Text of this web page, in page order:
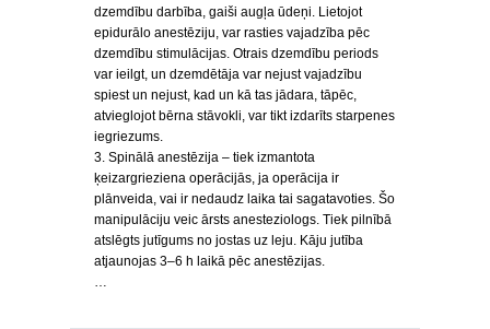
dzemdību darbība, gaiši augļa ūdeņi. Lietojot
epidurālo anestēziju, var rasties vajadzība pēc
dzemdību stimulācijas. Otrais dzemdību periods
var ieilgt, un dzemdētāja var nejust vajadzību
spiest un nejust, kad un kā tas jādara, tāpēc,
atvieglojot bērna stāvokli, var tikt izdarīts starpenes
iegriezums.
3. Spinālā anestēzija – tiek izmantota
ķeizargrieziena operācijās, ja operācija ir
plānveida, vai ir nedaudz laika tai sagatavoties. Šo
manipulāciju veic ārsts anesteziologs. Tiek pilnībā
atslēgts jutīgums no jostas uz leju. Kāju jutība
atjaunojas 3–6 h laikā pēc anestēzijas.
…